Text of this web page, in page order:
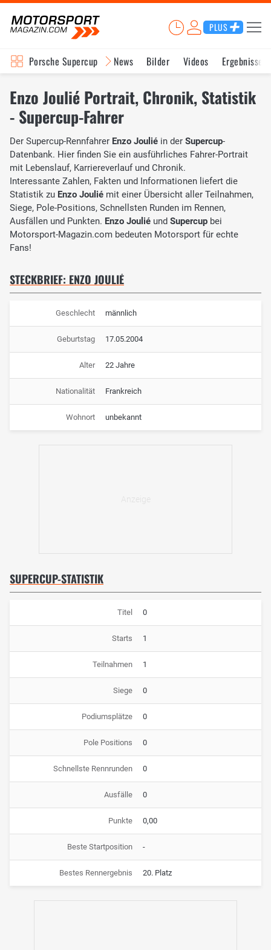
PLUS
Porsche Supercup News Bilder Videos Ergebnisse
Enzo Joulié Portrait, Chronik, Statistik
- Supercup-Fahrer
Der Supercup-Rennfahrer Enzo Joulié in der Supercup-
Datenbank. Hier finden Sie ein ausführliches Fahrer-Portrait
mit Lebenslauf, Karriereverlauf und Chronik.
Interessante Zahlen, Fakten und Informationen liefert die
Statistik zu Enzo Joulié mit einer Übersicht aller Teilnahmen,
Siege, Pole-Positions, Schnellsten Runden im Rennen,
Ausfällen und Punkten. Enzo Joulié und Supercup bei
Motorsport-Magazin.com bedeuten Motorsport für echte
Fans!
STECKBRIEF: ENZO JOULIÉ
Geschlecht männlich
Geburtstag 17.05.2004
Alter 22 Jahre
Nationalität Frankreich
Wohnort unbekannt
SUPERCUP-STATISTIK
Titel 0
Starts 1
Teilnahmen 1
Siege 0
Podiumsplätze 0
Pole Positions 0
Schnellste Rennrunden 0
Ausfälle 0
Punkte 0,00
Beste Startposition -
Bestes Rennergebnis 20. Platz